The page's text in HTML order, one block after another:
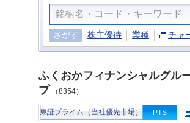
さがす 株主優待 業種 チャ
ふくおかフィナンシャルグル
プ （8354）
東証プライム（当社優先市場） PTS